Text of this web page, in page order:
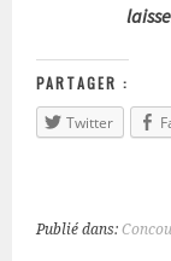
PARTAGER :
Twitter
Publié dans: